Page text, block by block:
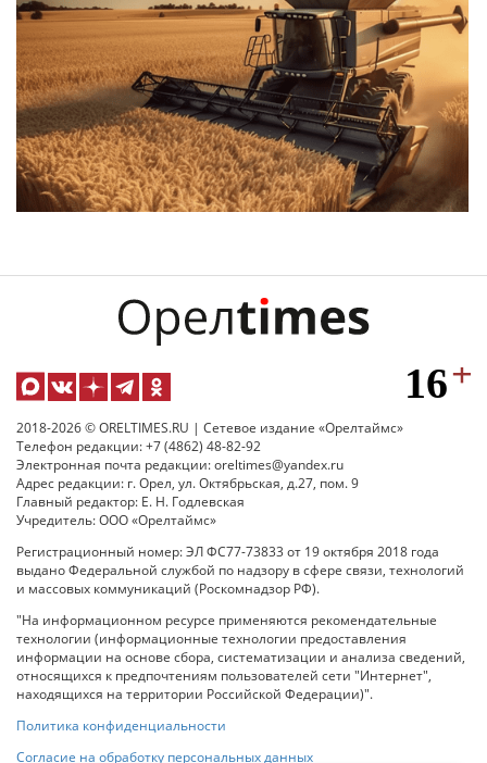
2018-2026 © ORELTIMES.RU | Сетевое издание «Орелтаймс»
Телефон редакции: +7 (4862) 48-82-92
Электронная почта редакции: oreltimes@yandex.ru
Адрес редакции: г. Орел, ул. Октябрьская, д.27, пом. 9
Главный редактор: Е. Н. Годлевская
Учредитель: ООО «Орелтаймс»
Регистрационный номер: ЭЛ ФС77-73833 от 19 октября 2018 года
выдано Федеральной службой по надзору в сфере связи, технологий
и массовых коммуникаций (Роскомнадзор РФ).
"На информационном ресурсе применяются рекомендательные
технологии (информационные технологии предоставления
информации на основе сбора, систематизации и анализа сведений,
относящихся к предпочтениям пользователей сети "Интернет",
находящихся на территории Российской Федерации)".
Политика конфиденциальности
Согласие на обработку персональных данных